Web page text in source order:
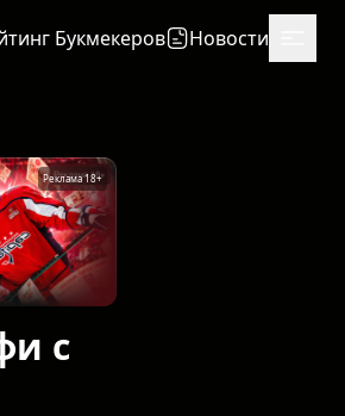
Букмекеров Новости
Реклама 18+
с